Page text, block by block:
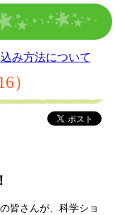
み方法について
）
皆さんが、科学ショ